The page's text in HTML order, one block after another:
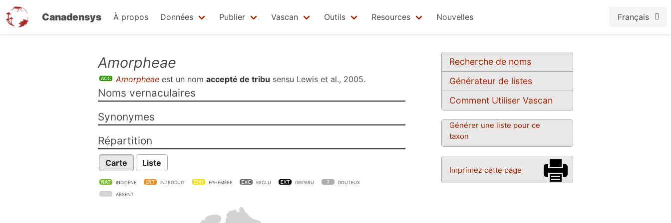
Canadensys À propos Données Publier Vascan Outils Resources Nouvelles Français
Recherche de noms
Générateur de listes
Comment Utiliser Vascan
Générer une liste pour ce
taxon
Imprimez cette page
Amorpheae
Amorpheae est un nom accepté de tribu sensu Lewis et al., 2005.
Noms vernaculaires
Synonymes
Répartition
Carte Liste
INDIGÈNE INTRODUIT EPHEMÈRE EXCLU DISPARU DOUTEUX
ABSENT